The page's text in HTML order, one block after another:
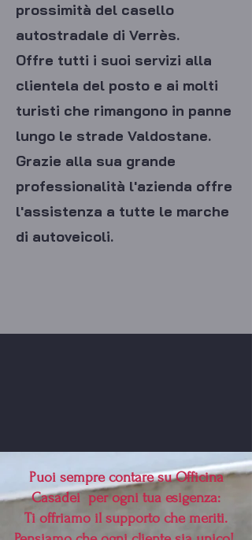
prossimità del casello
autostradale di Verrès.
Offre tutti i suoi servizi alla
clientela del posto e ai molti
turisti che rimangono in panne
lungo le strade Valdostane.
Grazie alla sua grande
professionalità l'azienda offre
l'assistenza a tutte le marche
di autoveicoli.
Puoi sempre contare su Officina
Casadei per ogni tua esigenza:
Ti offriamo il supporto che meriti.